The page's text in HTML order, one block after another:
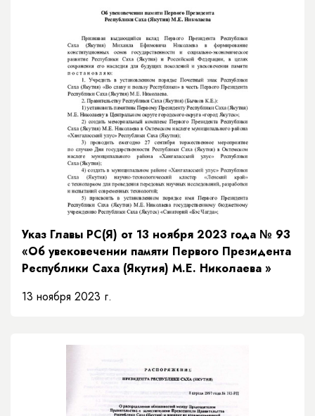
Указ Главы РС(Я) от 13 ноября 2023 года № 93
«Об увековечении памяти Первого Президента
Республики Саха (Якутия) М.Е. Николаева »
13 ноября 2023 г.